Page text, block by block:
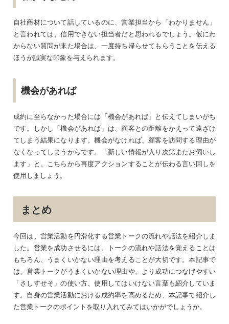
自社商材について話しているのに、営業担当から「わかりません」
と言われては、信用できない担当者だと思われるでしょう。仮にわ
からない質問が来た場合は、一度持ち帰らせてもらうことを伝える
ほうが誠実な印象を与えられます。
機会があれば
成約に至らなかった場合には「機会があれば」と伝えてしまいがち
です。しかし「機会があれば」は、顧客との距離をかえって遠ざけ
てしまう結果になります。機会がなければ、顧客を訪問する理由が
なくなってしまうからです。「新しい情報が入り次第またお伺いし
ます」と、こちらから再度アクションすることが伝わる言い回しを
使用しましょう。
まとめ
今回は、営業活動を円滑化する営業トークの流れや話法を紹介しま
した。営業を成功させるには、トークの流れや話法を覚えることは
もちろん、うまくいかない理由を考えることが大切です。本記事で
は、営業トークがうまくいかない理由や、より成功につなげやすい
「さしすせそ」の使い方、使用してはいけない言葉も紹介していま
す。自身の営業活動における成約率を高めるため、本記事で紹介し
た営業トークのポイントを取り入れてみてはいかがでしょうか。